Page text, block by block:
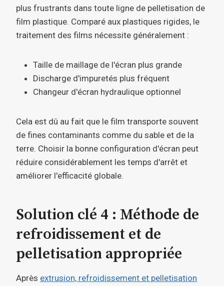
plus frustrants dans toute ligne de pelletisation de
film plastique. Comparé aux plastiques rigides, le
traitement des films nécessite généralement :
Taille de maillage de l'écran plus grande
Discharge d'impuretés plus fréquent
Changeur d'écran hydraulique optionnel
Cela est dû au fait que le film transporte souvent
de fines contaminants comme du sable et de la
terre. Choisir la bonne configuration d'écran peut
réduire considérablement les temps d'arrêt et
améliorer l'efficacité globale.
Solution clé 4 : Méthode de
refroidissement et de
pelletisation appropriée
Après extrusion, refroidissement et pelletisation